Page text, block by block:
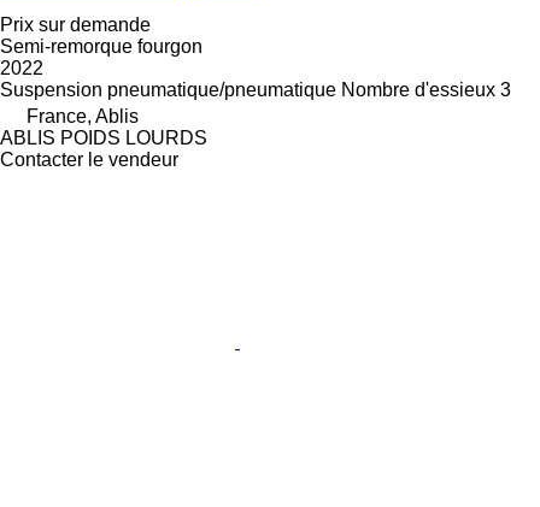
Prix sur demande
Semi-remorque fourgon
2022
Suspension pneumatique/pneumatique Nombre d'essieux 3
France, Ablis
ABLIS POIDS LOURDS
Contacter le vendeur